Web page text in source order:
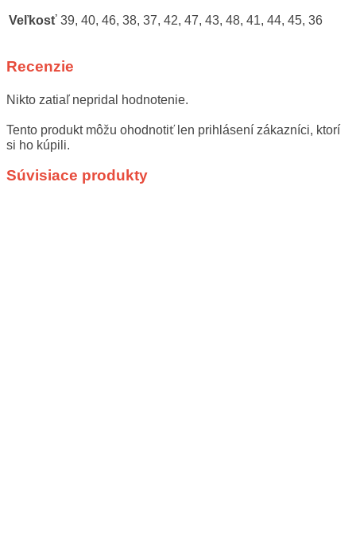
Veľkosť 39, 40, 46, 38, 37, 42, 47, 43, 48, 41, 44, 45, 36
Recenzie
Nikto zatiaľ nepridal hodnotenie.
Tento produkt môžu ohodnotiť len prihlásení zákazníci, ktorí
si ho kúpili.
Súvisiace produkty